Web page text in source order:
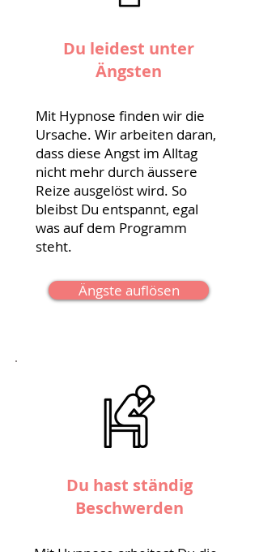
Du leidest unter
Ängsten
Mit Hypnose finden wir die
Ursache. Wir arbeiten daran,
dass diese Angst im Alltag
nicht mehr durch äussere
Reize ausgelöst wird. So
bleibst Du entspannt, egal
was auf dem Programm
steht.
Ängste auflösen
Du hast ständig
Beschwerden